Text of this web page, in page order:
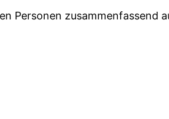
Personen zusammenfassend